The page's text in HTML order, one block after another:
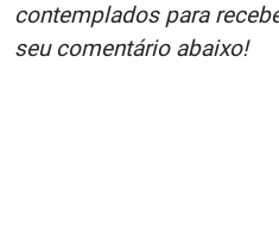
contemplados para
seu comentário abaixo!